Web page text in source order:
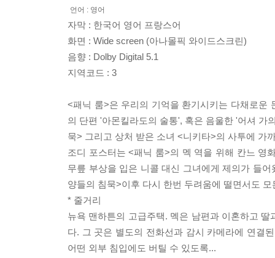
언어 : 영어
자막 : 한국어 영어 프랑스어
화면 : Wide screen (아나몰픽 와이드스크린)
음향 : Dolby Digital 5.1
지역코드 : 3
<패닉 룸>은 우리의 기억을 환기시키는 다채로운
의 단편 '아몬킬라도의 술통', 혹은 음울한 '어셔 가
묵> 그리고 상처 받은 소녀 <니키타>의 사투에 가
조디 포스터는 <패닉 룸>의 멕 역을 위해 칸느 영
무릎 부상을 입은 니콜 대신 그녀에게 제의가 들
양들의 침묵>이후 다시 한번 두려움에 떨면서도
* 줄거리
뉴욕 맨하튼의 고급주택. 멕은 남편과 이혼하고
다. 그 곳은 별도의 전화선과 감시 카메라에 연결
어떤 외부 침입에도 버틸 수 있도록...